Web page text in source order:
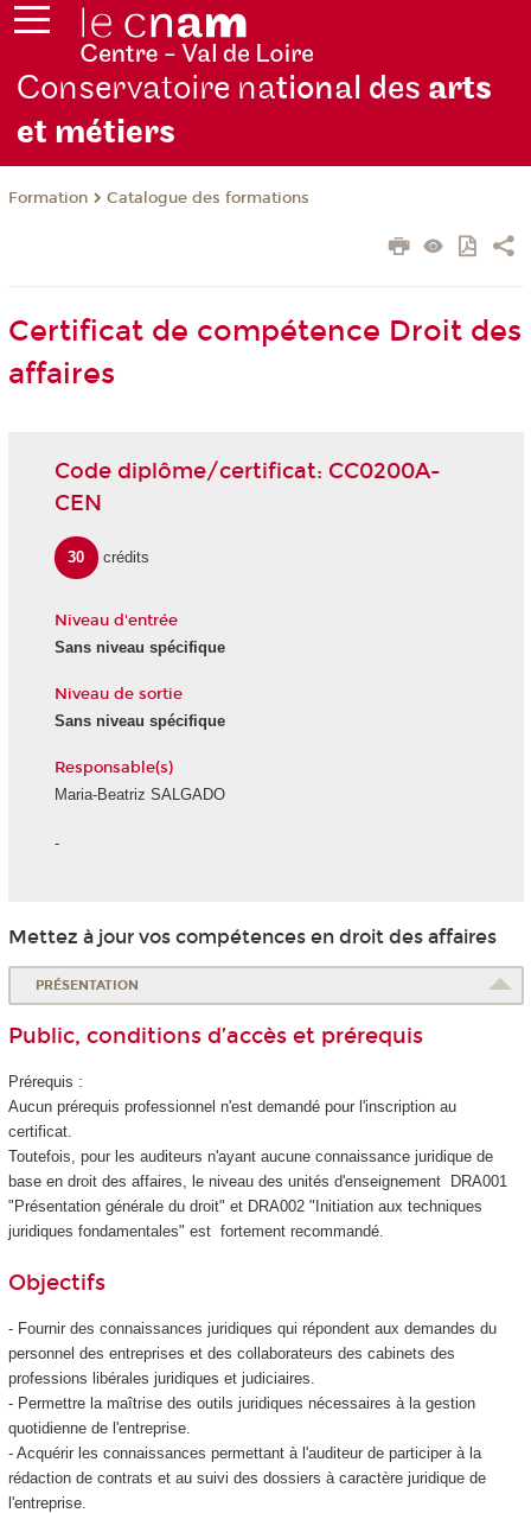
Conservatoire national des arts
et métiers
Formation Catalogue des formations
Certificat de compétence Droit des
affaires
Code diplôme/certificat: CC0200A-
CEN
30 crédits
Niveau d'entrée
Sans niveau spécifique
Niveau de sortie
Sans niveau spécifique
Responsable(s)
Maria-Beatriz SALGADO
-
Mettez à jour vos compétences en droit des affaires
PRÉSENTATION
Public, conditions d’accès et prérequis
Prérequis :
Aucun prérequis professionnel n'est demandé pour l'inscription au
certificat.
Toutefois, pour les auditeurs n'ayant aucune connaissance juridique de
base en droit des affaires, le niveau des unités d'enseignement DRA001
"Présentation générale du droit" et DRA002 "Initiation aux techniques
juridiques fondamentales" est fortement recommandé.
Objectifs
- Fournir des connaissances juridiques qui répondent aux demandes du
personnel des entreprises et des collaborateurs des cabinets des
professions libérales juridiques et judiciaires.
- Permettre la maîtrise des outils juridiques nécessaires à la gestion
quotidienne de l'entreprise.
- Acquérir les connaissances permettant à l'auditeur de participer à la
rédaction de contrats et au suivi des dossiers à caractère juridique de
l'entreprise.